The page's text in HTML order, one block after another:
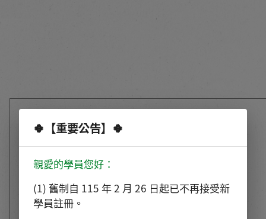
🍀【重要公告】🍀
親愛的學員您好：
(1) 舊制自 115 年 2 月 26 日起已不再接受新
學員註冊。